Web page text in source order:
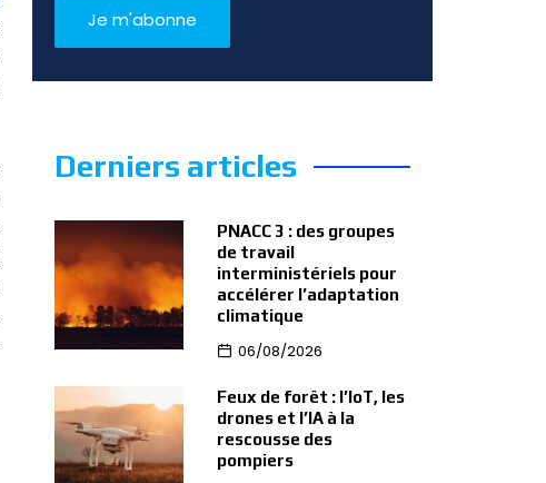
Derniers articles
PNACC 3 : des groupes
de travail
interministériels pour
accélérer l’adaptation
climatique
06/08/2026
Feux de forêt : l’IoT, les
drones et l’IA à la
rescousse des
pompiers